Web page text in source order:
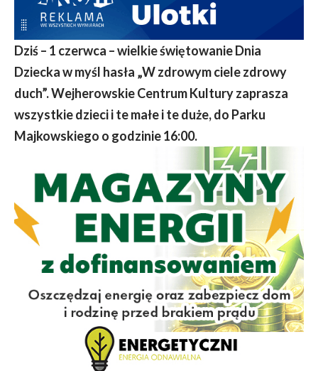
Dziś – 1 czerwca – wielkie świętowanie Dnia
Dziecka w myśl hasła „W zdrowym ciele zdrowy
duch”. Wejherowskie Centrum Kultury zaprasza
wszystkie dzieci i te małe i te duże, do Parku
Majkowskiego o godzinie 16:00.